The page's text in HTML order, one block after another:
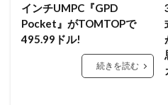
インチUMPC『GPD
Pocket』がTOMTOPで
495.99ドル!
続きを読む